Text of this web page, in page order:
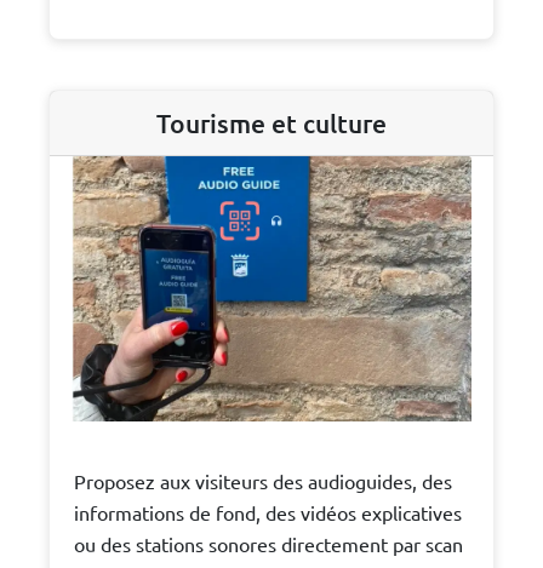
Tourisme et culture
Proposez aux visiteurs des audioguides, des
informations de fond, des vidéos explicatives
ou des stations sonores directement par scan